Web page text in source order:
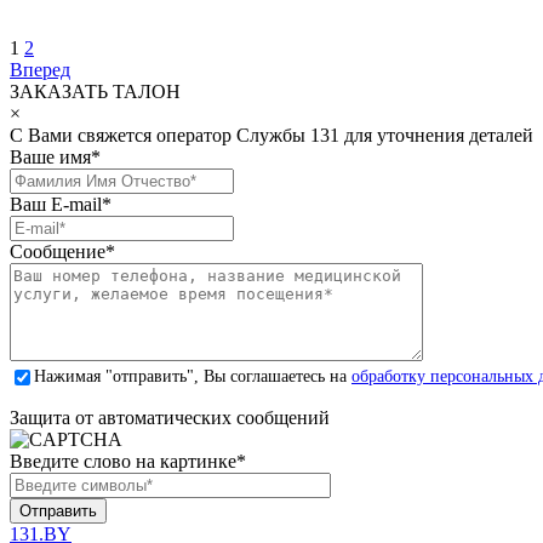
1 2
Вперед
ЗАКАЗАТЬ ТАЛОН
×
С Вами свяжется оператор Службы 131 для уточнения деталей
Ваше имя*
Ваш E-mail*
Сообщение*
Нажимая "отправить", Вы соглашаетесь на обработку персональных
Защита от автоматических сообщений
Введите слово на картинке*
131.BY